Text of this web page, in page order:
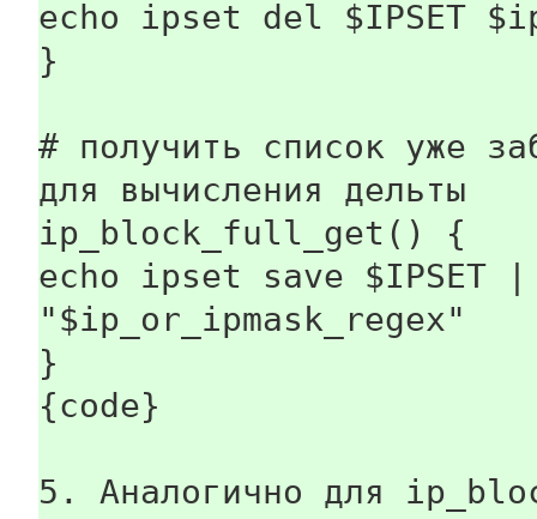
echo ipset del $IPSET
}
# получить список уже
для вычисления дельты
ip_block_full_get() {
echo ipset save $IPSET
"$ip_or_ipmask_regex"
}
{code}
5. Аналогично для